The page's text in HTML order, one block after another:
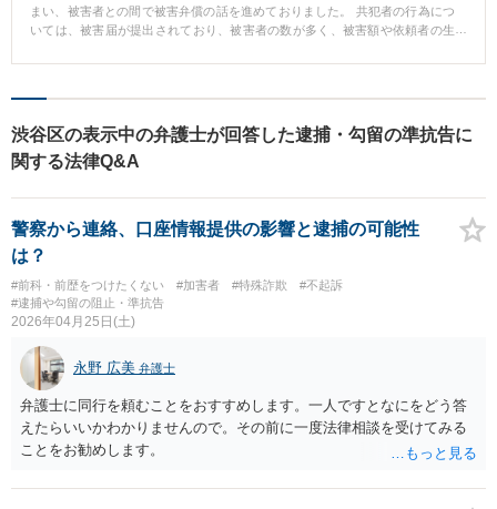
まい、被害者との間で被害弁償の話を進めておりました。 共犯者の行為につ
いては、被害届が提出されており、被害者の数が多く、被害額や依頼者の生
【相談後】 直ちに打ち合わせを行ったうえで資料を整え、弁護士が同行して
約束してもらえました。 【先生のコメント】 逮捕される前のご相談であった
ため、警察に在宅で捜査することを積極的に働きかけることができました。
逮捕される可能性があるかもしれないという状況にある方は、早くご相談い
務所までご連絡ください。
渋谷区の表示中の弁護士が回答した逮捕・勾留の準抗告に
関する法律Q&A
警察から連絡、口座情報提供の影響と逮捕の可能性
は？
#前科・前歴をつけたくない #加害者 #特殊詐欺
#不起訴
#逮捕や勾留の阻止・準抗告
2026年04月25日(土)
永野 広美 弁護士
弁護士に同行を頼むことをおすすめします。一人ですとなにをどう答
えたらいいかわかりませんので。その前に一度法律相談を受けてみる
ことをお勧めします。